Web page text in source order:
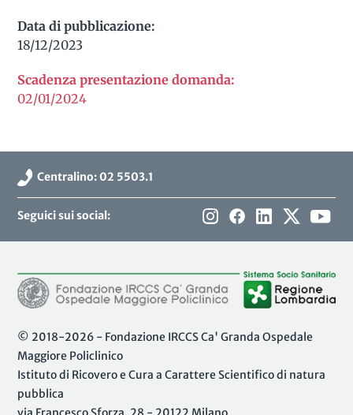
Data di pubblicazione:
18/12/2023
Scadenza presentazione domanda:
02/01/2024
Centralino: 02 5503.1
Seguici sui social:
© 2018-2026 - Fondazione IRCCS Ca' Granda Ospedale
Maggiore Policlinico
Istituto di Ricovero e Cura a Carattere Scientifico di natura
pubblica